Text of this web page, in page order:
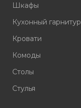
Шкафы
Кухонный гарнитур
Кровати
Комоды
Столы
Стулья